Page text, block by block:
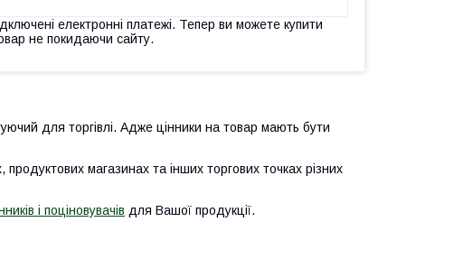
електронні платежі. Тепер ви можете купити
не покидаючи сайту.
для торгівлі. Адже цінники на товар мають бути
продуктових магазинах та інших торгових точках різних
і поціновувачів для Вашої продукції.